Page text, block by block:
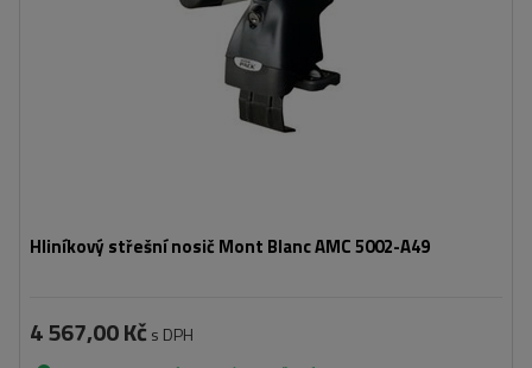
Hliníkový střešní nosič Mont Blanc AMC 5002-A49
4 567,00 Kč s DPH